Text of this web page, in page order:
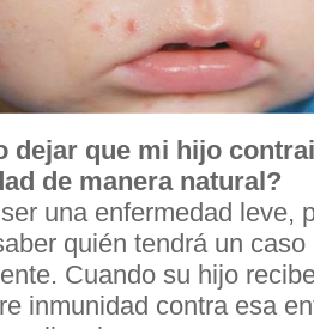
dejar que mi hijo
de manera natural?
una enfermedad leve,
quién tendrá un
Cuando su hijo
inmunidad contra esa